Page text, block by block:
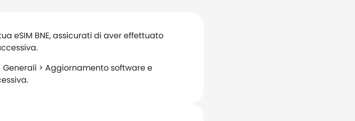
eSIM BNE, assicurati di aver effettuato
Generali > Aggiornamento software e